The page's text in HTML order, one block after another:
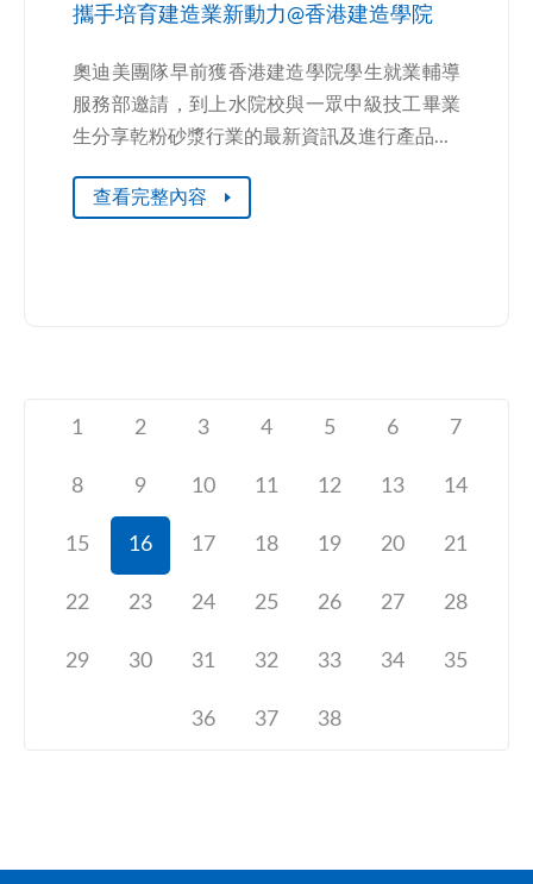
攜手培育建造業新動力@香港建造學院
奧迪美團隊早前獲香港建造學院學生就業輔導
服務部邀請，到上水院校與一眾中級技工畢業
生分享乾粉砂漿行業的最新資訊及進行產品...
查看完整內容
1 2 3 4 5 6 7
8 9 10 11 12 13 14
15 16 17 18 19 20 21
22 23 24 25 26 27 28
29 30 31 32 33 34 35
36 37 38